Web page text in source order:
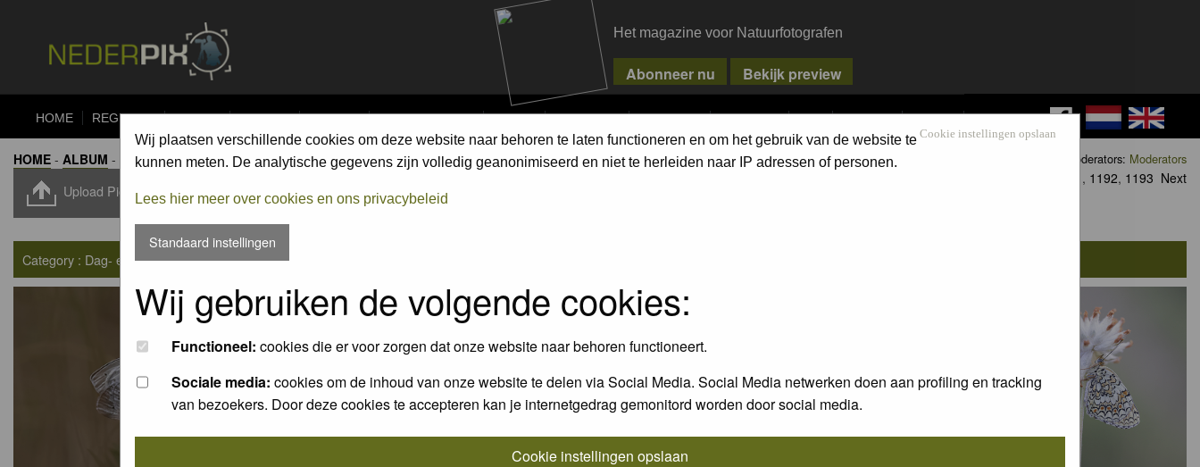
Het magazine voor Natuurfotografen
HOME REGISTER FORUM UPLOAD ALBUMS COMPETITIONS PIXPAS MAGAZINE WEBSHOP CONTACT FAQ SEARCH LOG IN
Cookie instellingen opslaan
Wij plaatsen verschillende cookies om deze website naar behoren te laten functioneren en om het gebruik van de website te
kunnen meten. De analytische gegevens zijn volledig geanonimiseerd en niet te herleiden naar IP adressen of personen.
Lees hier meer over cookies en ons privacybeleid
Standaard instellingen
Wij gebruiken de volgende cookies:
Functioneel: cookies die er voor zorgen dat onze website naar behoren functioneert.
Sociale media: cookies om de inhoud van onze website te delen via Social Media. Social Media netwerken doen aan profiling en tracking
van bezoekers. Door deze cookies te accepteren kan je internetgedrag gemonitord worden door social media.
Cookie instellingen opslaan
HOME - ALBUM - DAG- EN NACHTVLINDERS / BUTTERFLIES AND MOTHS Moderators: Moderators
Upload Pic
, 1192, 1193 Next
Category : Dag- en nachtvlinders / Butterflies and moths